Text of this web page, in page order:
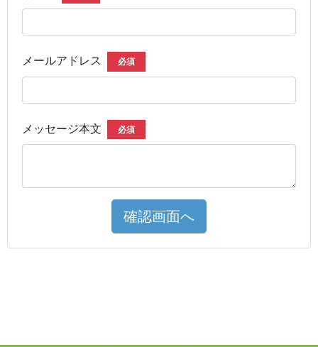
メールアドレス 必須
メッセージ本文 必須
確認画面へ